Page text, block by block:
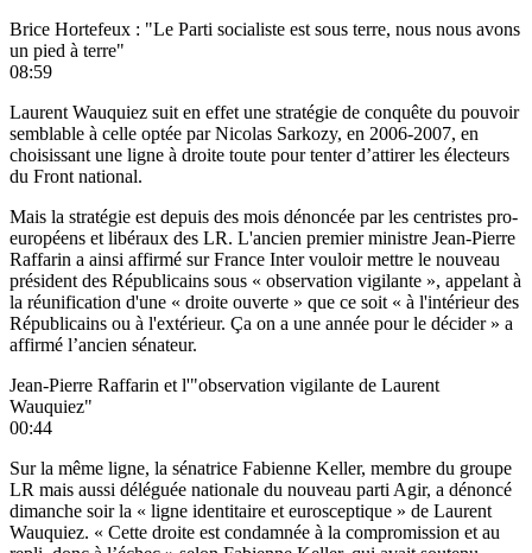
Brice Hortefeux : "Le Parti socialiste est sous terre, nous nous avons
un pied à terre"
08:59
Laurent Wauquiez suit en effet une stratégie de conquête du pouvoir
semblable à celle optée par Nicolas Sarkozy, en 2006-2007, en
choisissant une ligne à droite toute pour tenter d’attirer les électeurs
du Front national.
Mais la stratégie est depuis des mois dénoncée par les centristes pro-
européens et libéraux des LR. L'ancien premier ministre Jean-Pierre
Raffarin a ainsi affirmé sur France Inter vouloir mettre le nouveau
président des Républicains sous « observation vigilante », appelant à
la réunification d'une « droite ouverte » que ce soit « à l'intérieur des
Républicains ou à l'extérieur. Ça on a une année pour le décider » a
affirmé l’ancien sénateur.
Jean-Pierre Raffarin et l'"observation vigilante de Laurent
Wauquiez"
00:44
Sur la même ligne, la sénatrice Fabienne Keller, membre du groupe
LR mais aussi déléguée nationale du nouveau parti Agir, a dénoncé
dimanche soir la « ligne identitaire et eurosceptique » de Laurent
Wauquiez. « Cette droite est condamnée à la compromission et au